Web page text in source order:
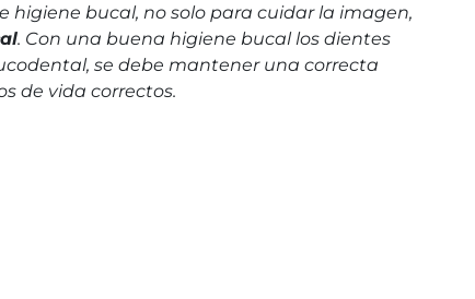
higiene bucal, no solo para cuidar la imagen,
. Con una buena higiene bucal los dientes
se debe mantener una correcta
de vida correctos.